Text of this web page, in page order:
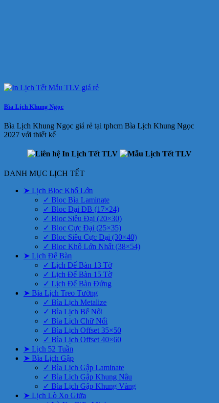
Bìa Lịch Khung Ngọc
Bìa Lịch Khung Ngọc giá rẻ tại tphcm Bìa Lịch Khung Ngọc
2027 với thiết kế
DANH MỤC LỊCH TẾT
➤ Lịch Bloc Khổ Lớn
✓ Bloc Bìa Laminate
✓ Bloc Đại ĐB (17×24)
✓ Bloc Siêu Đại (20×30)
✓ Bloc Cực Đại (25×35)
✓ Bloc Siêu Cực Đại (30×40)
✓ Bloc Khổ Lớn Nhất (38×54)
➤ Lịch Để Bàn
✓ Lịch Để Bàn 13 Tờ
✓ Lịch Để Bàn 15 Tờ
✓ Lịch Để Bàn Đứng
➤ Bìa Lịch Treo Tường
✓ Bìa Lịch Metalize
✓ Bìa Lịch Bế Nổi
✓ Bìa Lịch Chữ Nổi
✓ Bìa Lịch Offset 35×50
✓ Bìa Lịch Offset 40×60
➤ Lịch 52 Tuần
➤ Bìa Lịch Gập
✓ Bìa Lịch Gập Laminate
✓ Bìa Lịch Gập Khung Nâu
✓ Bìa Lịch Gập Khung Vàng
➤ Lịch Lò Xo Giữa